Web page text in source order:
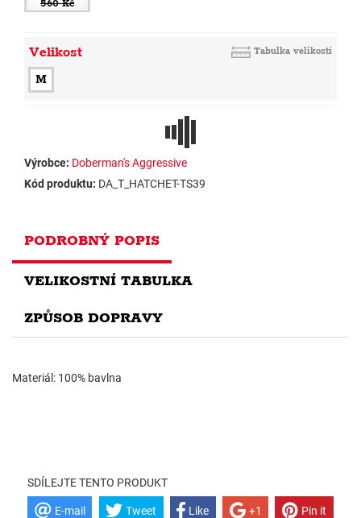
560 Kč
Velikost Tabulka velikostí
M
Výrobce: Doberman's Aggressive
Kód produktu: DA_T_HATCHET-TS39
PODROBNÝ POPIS
VELIKOSTNÍ TABULKA
ZPŮSOB DOPRAVY
Materiál: 100% bavlna
SDÍLEJTE TENTO PRODUKT
E-mail Tweet Like +1 Pin it